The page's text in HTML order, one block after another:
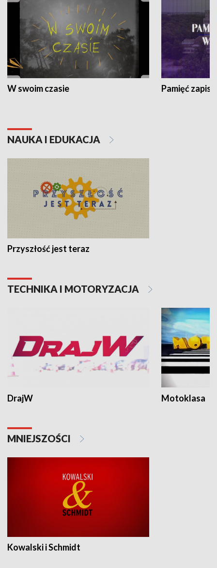
W swoim czasie Pamięć
NAUKA I EDUKACJA
Przyszłość jest teraz
TECHNIKA I MOTORYZACJA
DrajW Motoklasa
MNIEJSZOŚCI
Kowalski i Schmidt